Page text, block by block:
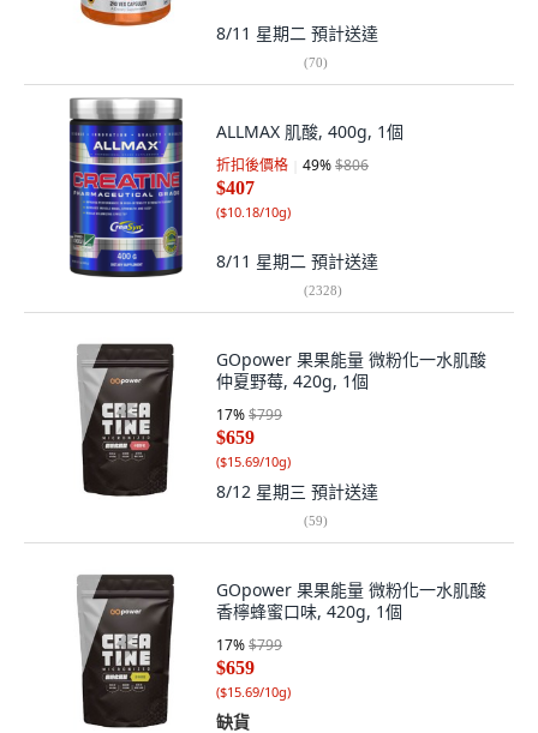
8/11 星期二 預計送達
(70)
ALLMAX 肌酸, 400g, 1個
折扣後價格 49%$806
$407
($10.18/10g)
8/11 星期二 預計送達
(2328)
GOpower 果果能量 微粉化一水肌酸
仲夏野莓, 420g, 1個
17%$799
$659
($15.69/10g)
8/12 星期三 預計送達
(59)
GOpower 果果能量 微粉化一水肌酸
香檸蜂蜜口味, 420g, 1個
17%$799
$659
($15.69/10g)
缺貨